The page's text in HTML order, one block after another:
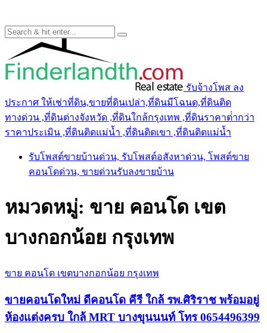
รับจ้างโพส ลง
ประกาศ ให้เช่าที่ดิน,ขายที่ดินเปล่า,ที่ดินมีโฉนด,ที่ดินติด
ทางด่วน ,ที่ดินต่างจังหวัด ,ที่ดินใกล้กรุงเทพ ,ที่ดินราคาต่ํากว่า
ราคาประเมิน ,ที่ดินติดแม่น้ำ ,ที่ดินติดเขา ,ที่ดินติดแม่น้ำ
รับโพสต์ขายบ้านด่วน, รับโพสต์อสังหาด่วน, โพสต์ขาย
คอนโดด่วน, ขายด่วนรับลงขายบ้าน
หมวดหมู่: ขาย คอนโด เขต
บางกอกน้อย กรุงเทพ
ขาย คอนโด เขตบางกอกน้อย กรุงเทพ
ขายคอนโดใหม่ ดีคอนโด คีรี ใกล้ รพ.ศิริราช พร้อมอยู่
ห้องแต่งครบ ใกล้ MRT บางขุนนนท์ โทร 0654496399